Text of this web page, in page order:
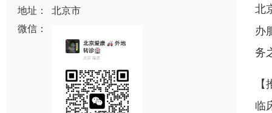
地址：
北京市
微信：
北
办
务
临